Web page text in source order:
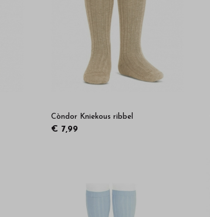
Còndor Kniekous ribbel
€ 7,99